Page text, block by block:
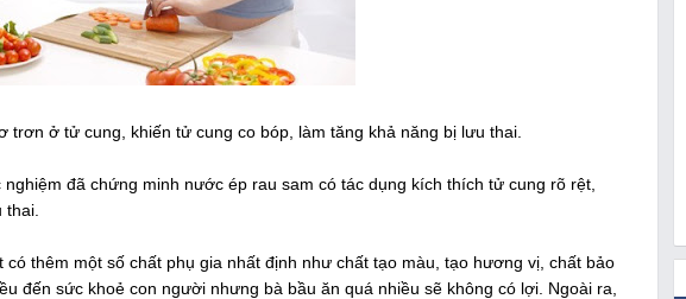
ở tử cung, khiến tử cung co bóp, làm tăng khả năng bị lưu thai.
đã chứng minh nước ép rau sam có tác dụng kích thích tử cung rõ rệt,
thêm một số chất phụ gia nhất định như chất tạo màu, tạo hương vị, chất bảo
đến sức khoẻ con người nhưng bà bầu ăn quá nhiều sẽ không có lợi. Ngoài ra,